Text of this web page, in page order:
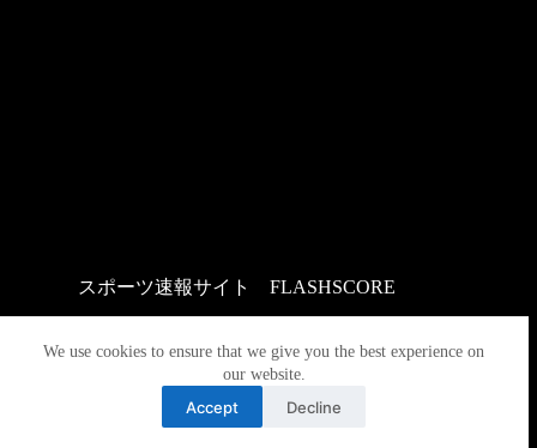
We use cookies to ensure that we give you the best experience on
our website.
Accept Decline
スポーツ速報サイト FLASHSCORE